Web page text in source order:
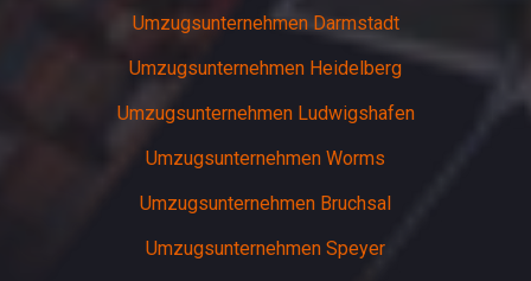
Umzugsunternehmen Darmstadt
Umzugsunternehmen Heidelberg
Umzugsunternehmen Ludwigshafen
Umzugsunternehmen Worms
Umzugsunternehmen Bruchsal
Umzugsunternehmen Speyer